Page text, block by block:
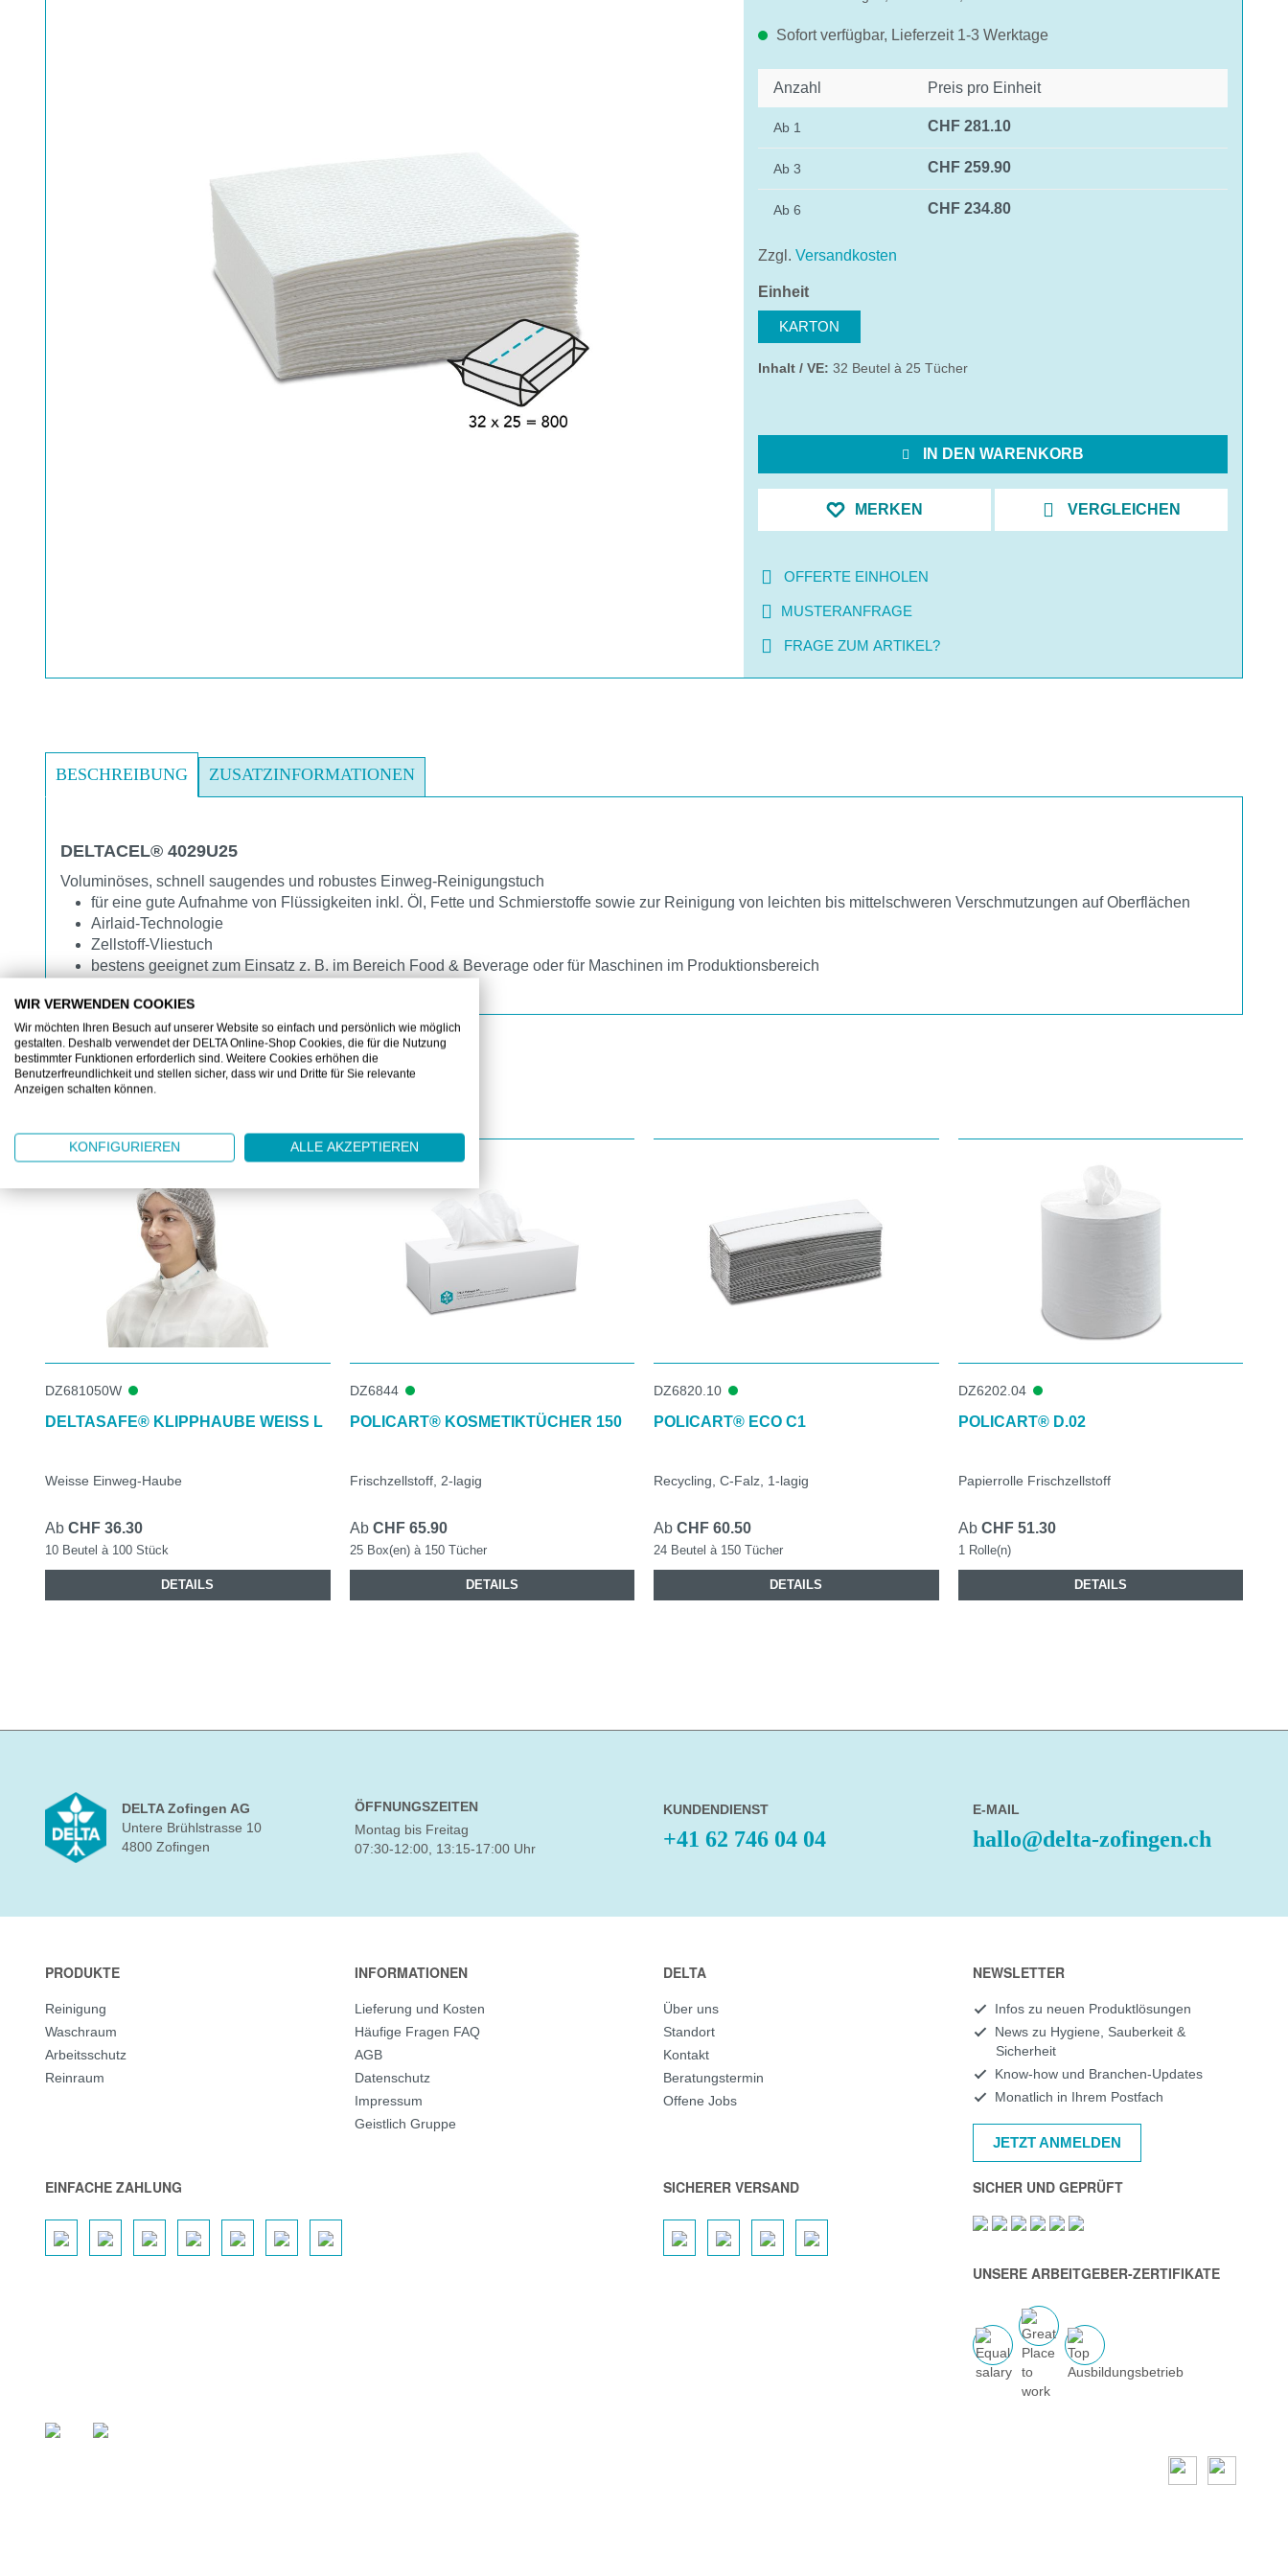
Sofort verfügbar, Lieferzeit 1-3 Werktage
Anzahl Preis pro Einheit
Ab 1 CHF 281.10
Ab 3 CHF 259.90
Ab 6 CHF 234.80
Zzgl. Versandkosten
Einheitauswählen
KARTON
Inhalt / VE: 32 Beutel à 25 Tücher
IN DEN WARENKORB
MERKEN VERGLEICHEN
OFFERTE EINHOLEN
MUSTERANFRAGE
FRAGE ZUM ARTIKEL?
BESCHREIBUNG ZUSATZINFORMATIONEN
DELTACEL® 4029U25
Voluminöses, schnell saugendes und robustes Einweg-Reinigungstuch
für eine gute Aufnahme von Flüssigkeiten inkl. Öl, Fette und Schmierstoffe sowie zur Reinigung von leichten bis mittelschweren Verschmutzungen auf Oberflächen
Airlaid-Technologie
Zellstoff-Vliestuch
bestens geeignet zum Einsatz z. B. im Bereich Food & Beverage oder für Maschinen im Produktionsbereich
Produktgalerie überspringen
DZ681050W
DELTASAFE® KLIPPHAUBE WEISS L
Weisse Einweg-Haube
Ab CHF 36.30
10 Beutel à 100 Stück
DETAILS
DZ6844
POLICART® KOSMETIKTÜCHER 150
Frischzellstoff, 2-lagig
Ab CHF 65.90
25 Box(en) à 150 Tücher
DETAILS
DZ6820.10
POLICART® ECO C1
Recycling, C-Falz, 1-lagig
Ab CHF 60.50
24 Beutel à 150 Tücher
DETAILS
DZ6202.04
POLICART® D.02
Papierrolle Frischzellstoff
Ab CHF 51.30
1 Rolle(n)
DETAILS
DELTA Zofingen AG
Untere Brühlstrasse 10
4800 Zofingen
ÖFFNUNGSZEITEN
Montag bis Freitag
07:30-12:00, 13:15-17:00 Uhr
KUNDENDIENST
+41 62 746 04 04
E-MAIL
hallo@delta-zofingen.ch
PRODUKTE
Reinigung
Waschraum
Arbeitsschutz
Reinraum
INFORMATIONEN
Lieferung und Kosten
Häufige Fragen FAQ
AGB
Datenschutz
Impressum
Geistlich Gruppe
DELTA
Über uns
Standort
Kontakt
Beratungstermin
Offene Jobs
NEWSLETTER
Infos zu neuen Produktlösungen
News zu Hygiene, Sauberkeit &
Sicherheit
Know-how und Branchen-Updates
Monatlich in Ihrem Postfach
JETZT ANMELDEN
EINFACHE ZAHLUNG SICHERER VERSAND SICHER UND GEPRÜFT
UNSERE ARBEITGEBER-ZERTIFIKATE
WIR VERWENDEN COOKIES
Wir möchten Ihren Besuch auf unserer Website so einfach und persönlich wie möglich
gestalten. Deshalb verwendet der DELTA Online-Shop Cookies, die für die Nutzung
bestimmter Funktionen erforderlich sind. Weitere Cookies erhöhen die
Benutzerfreundlichkeit und stellen sicher, dass wir und Dritte für Sie relevante
Anzeigen schalten können.
KONFIGURIEREN ALLE AKZEPTIEREN